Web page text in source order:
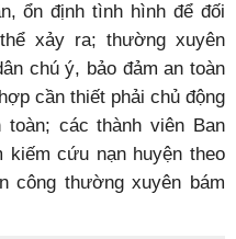
ổn định tình hình để đối
xảy ra; thường xuyên
chú ý, bảo đảm an toàn
cần thiết phải chủ động
các thành viên Ban
kiếm cứu nạn huyện theo
công thường xuyên bám